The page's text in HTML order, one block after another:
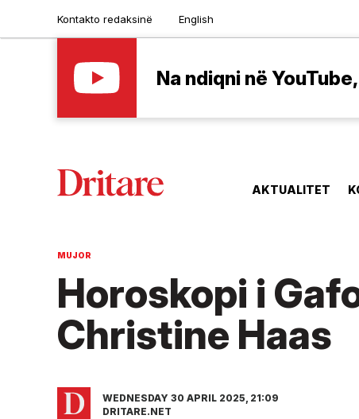
Kontakto redaksinë English
Na ndiqni në
AKTUALITET
MUJOR
Horoskopi i
Christine Haas
WEDNESDAY 30 APRIL 2025, 21:09
DRITARE.NET